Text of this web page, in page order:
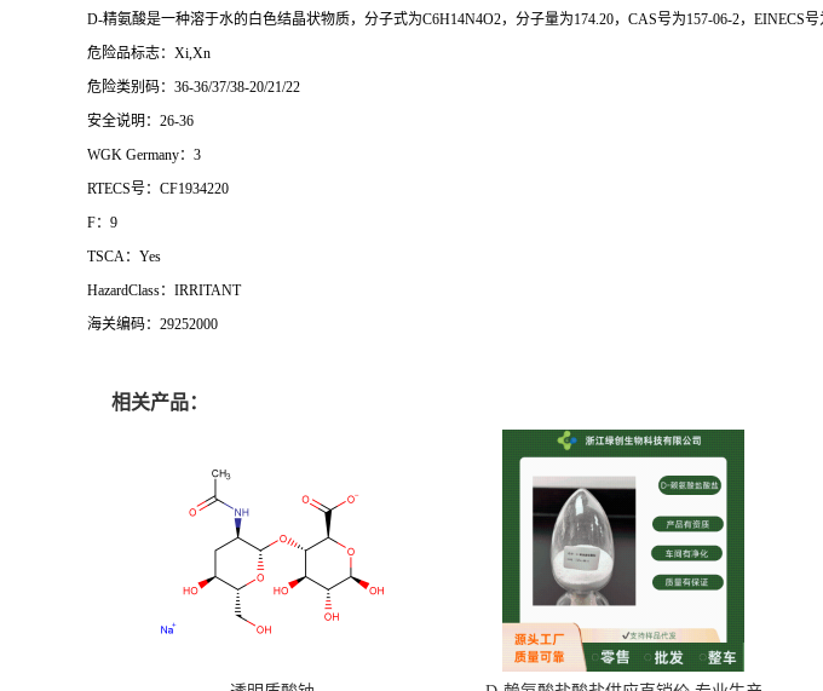
D-精氨酸是一种溶于水的白色结晶状物质，分子式为C6H14N4O2，分子量为174.20，CAS号为157-06-2，EINECS号
危险品标志：Xi,Xn
危险类别码：36-36/37/38-20/21/22
安全说明：26-36
WGK Germany：3
RTECS号：CF1934220
F：9
TSCA：Yes
HazardClass：IRRITANT
海关编码：29252000
相关产品：